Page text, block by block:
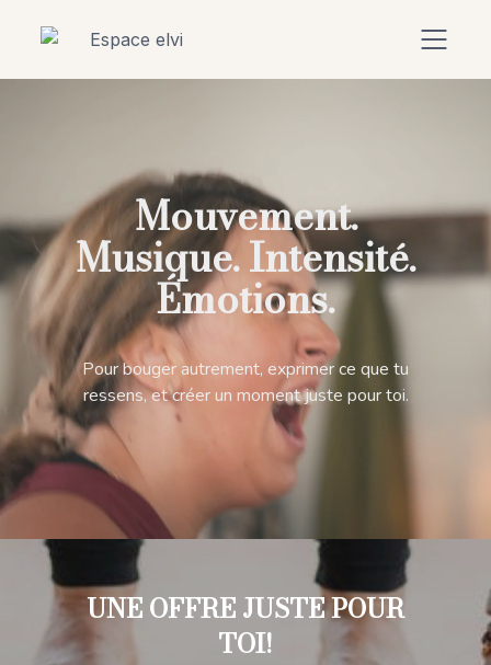
Mouvement.
Musique. Intensité.
Émotions.
Pour bouger autrement, exprimer ce que tu
ressens, et créer un moment juste pour toi.
UNE OFFRE JUSTE POUR
TOI!